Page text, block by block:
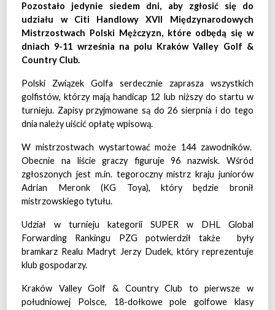
Pozostało jedynie siedem dni, aby zgłosić się do
udziału w Citi Handlowy XVII Międzynarodowych
Mistrzostwach Polski Mężczyzn, które odbędą się w
dniach 9-11 września na polu Kraków Valley Golf &
Country Club.
Polski Związek Golfa serdecznie zaprasza wszystkich
golfistów, którzy mają handicap 12 lub niższy do startu w
turnieju. Zapisy przyjmowane są do 26 sierpnia i do tego
dnia należy uiścić opłatę wpisową.
W mistrzostwach wystartować może 144 zawodników.
Obecnie na liście graczy figuruje 96 nazwisk. Wśród
zgłoszonych jest m.in. tegoroczny mistrz kraju juniorów
Adrian Meronk (KG Toya), który będzie bronił
mistrzowskiego tytułu.
Udział w turnieju kategorii SUPER w DHL Global
Forwarding Rankingu PZG potwierdził także były
bramkarz Realu Madryt Jerzy Dudek, który reprezentuje
klub gospodarzy.
Kraków Valley Golf & Country Club to pierwsze w
południowej Polsce, 18-dołkowe pole golfowe klasy